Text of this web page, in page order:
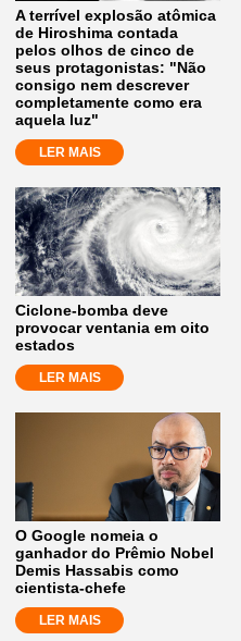
A terrível explosão atômica
de Hiroshima contada
pelos olhos de cinco de
seus protagonistas: "Não
consigo nem descrever
completamente como era
aquela luz"
LER MAIS
Ciclone-bomba deve
provocar ventania em oito
estados
LER MAIS
O Google nomeia o
ganhador do Prêmio Nobel
Demis Hassabis como
cientista-chefe
LER MAIS